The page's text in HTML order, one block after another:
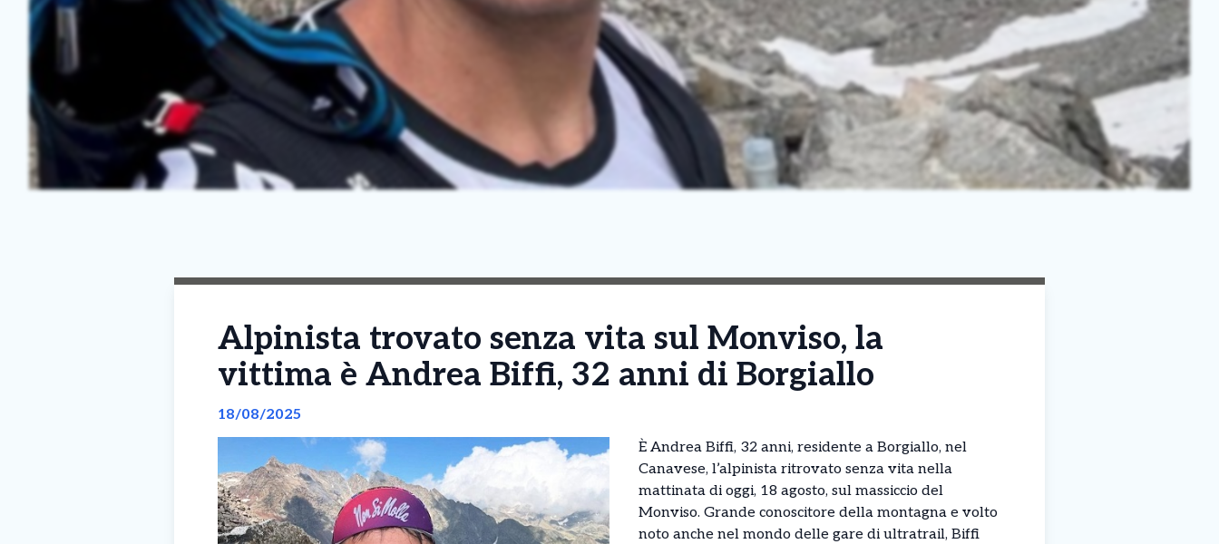
Alpinista trovato senza vita sul Monviso, la
vittima è Andrea Biffi, 32 anni di Borgiallo
18/08/2025
È Andrea Biffi, 32 anni, residente a Borgiallo, nel
Canavese, l’alpinista ritrovato senza vita nella
mattinata di oggi, 18 agosto, sul massiccio del
Monviso. Grande conoscitore della montagna e volto
noto anche nel mondo delle gare di ultratrail, Biffi